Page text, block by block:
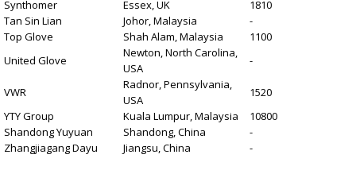
Synthomer
Essex, UK
1810
Tan Sin Lian
Johor, Malaysia
-
Top Glove
Shah Alam, Malaysia
1100
United Glove
Newton, North Carolina,
USA
-
VWR
Radnor, Pennsylvania,
USA
1520
YTY Group
Kuala Lumpur, Malaysia
10800
Shandong Yuyuan
Shandong, China
-
Zhangjiagang Dayu
Jiangsu, China -